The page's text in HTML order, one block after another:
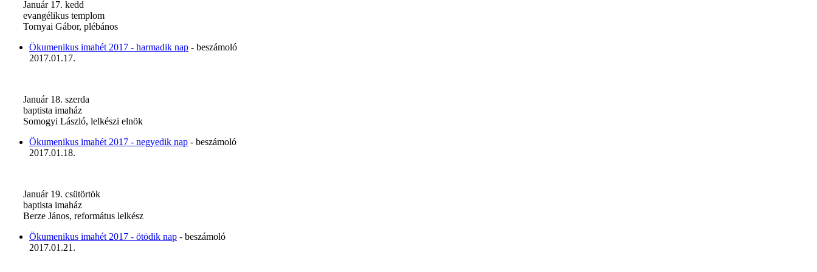
Január 17. kedd
evangélikus templom
Tornyai Gábor, plébános
Ökumenikus imahét 2017 - harmadik nap - beszámoló
2017.01.17.
Január 18. szerda
baptista imaház
Somogyi László, lelkészi elnök
Ökumenikus imahét 2017 - negyedik nap - beszámoló
2017.01.18.
Január 19. csütörtök
baptista imaház
Berze János, református lelkész
Ökumenikus imahét 2017 - ötödik nap - beszámoló
2017.01.21.